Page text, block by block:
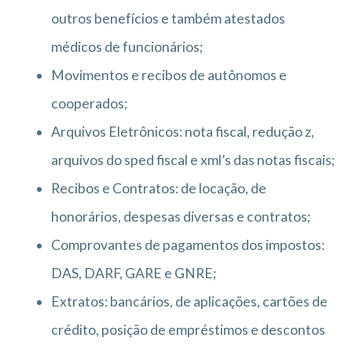
outros benefícios e também atestados
médicos de funcionários;
Movimentos e recibos de autônomos e
cooperados;
Arquivos Eletrônicos: nota fiscal, redução z,
arquivos do sped fiscal e xml’s das notas fiscais;
Recibos e Contratos: de locação, de
honorários, despesas diversas e contratos;
Comprovantes de pagamentos dos impostos:
DAS, DARF, GARE e GNRE;
Extratos: bancários, de aplicações, cartões de
crédito, posição de empréstimos e descontos